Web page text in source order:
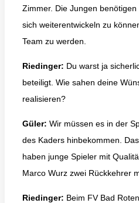
Zimmer. Die Jungen
sich weiterentwickeln zu
Team zu werden.
Riedinger: Du warst ja
beteiligt. Wie sahen deine
realisieren?
Güler: Wir müssen es in der
des Kaders hinbekommen.
haben junge Spieler mit
Marco Wurz zwei Rückkehrer
Riedinger: Beim FV Bad